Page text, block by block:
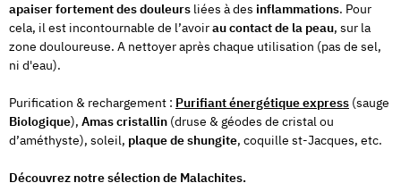
apaiser fortement des douleurs liées à des inflammations. Pour
cela, il est incontournable de l’avoirau contact de la peau, sur la
zone douloureuse. A nettoyer après chaque utilisation (pas de sel,
ni d'eau).
Purification & rechargement : Purifiant énergétique express (sauge
Biologique), Amas cristallin (druse & géodes de cristal ou
d’améthyste), soleil, plaque de shungite, coquille st-Jacques, etc.
Découvrez notre sélection de Malachites.